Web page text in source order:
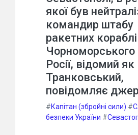
якої був
командир штабу
ракетних
Чорноморського
Росії, відомий як
Транковський,
повідомляє
#Капітан (збройні сили) #
безпеки України #